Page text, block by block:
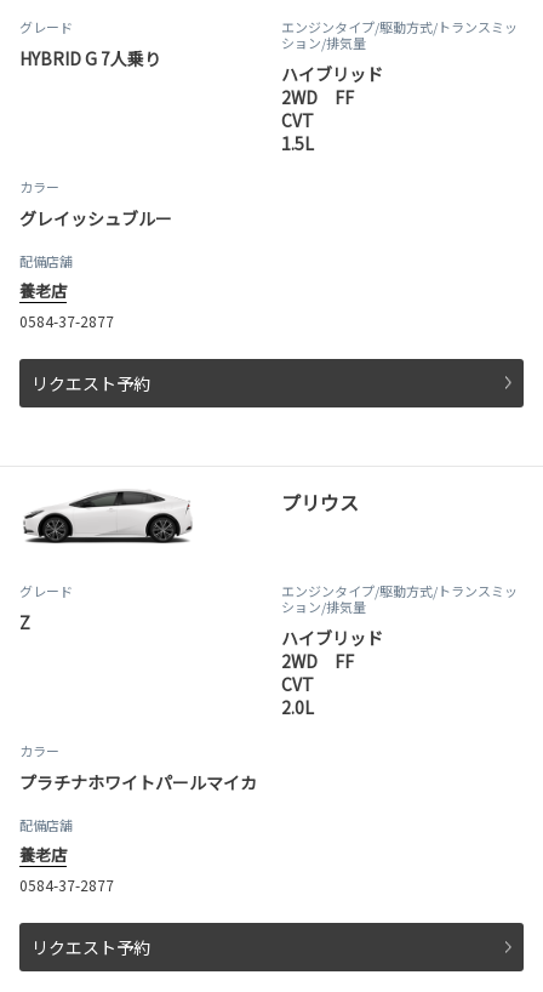
グレード
HYBRID G 7人乗り
エンジンタイプ/駆動方式/トランスミッ
ション/排気量
ハイブリッド
2WD FF
CVT
1.5L
カラー
グレイッシュブルー
配備店舗
養老店
0584-37-2877
リクエスト予約
プリウス
グレード
Z
エンジンタイプ/駆動方式/トランスミッ
ション/排気量
ハイブリッド
2WD FF
CVT
2.0L
カラー
プラチナホワイトパールマイカ
配備店舗
養老店
0584-37-2877
リクエスト予約